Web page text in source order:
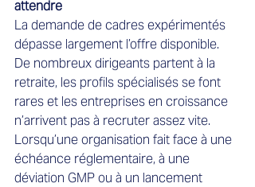
attendre
La demande de cadres expérimentés
dépasse largement l’offre disponible.
De nombreux dirigeants partent à la
retraite, les profils spécialisés se font
rares et les entreprises en croissance
n’arrivent pas à recruter assez vite.
Lorsqu’une organisation fait face à une
échéance réglementaire, à une
déviation GMP ou à un lancement